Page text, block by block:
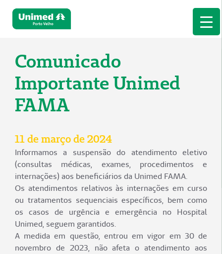
Comunicado
Importante Unimed
FAMA
11 de março de 2024
Informamos a suspensão do atendimento eletivo
(consultas médicas, exames, procedimentos e
internações) aos beneficiários da Unimed FAMA.
Os atendimentos relativos às internações em curso
ou tratamentos sequenciais específicos, bem como
os casos de urgência e emergência no Hospital
Unimed, seguem garantidos.
A medida em questão, entrou em vigor em 30 de
novembro de 2023, não afeta o atendimento aos